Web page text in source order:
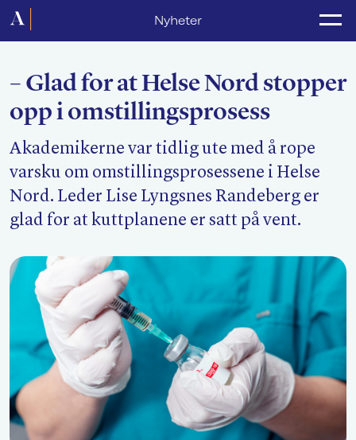
Nyheter
Forside
Lønnsoppgjør
Medlemsforeninger
Kurs og konferanser
For media
Akademikerne Pluss
Nyheter
Om Akademikerne
Søk
– Glad for at Helse Nord stopper
opp i omstillingsprosess
Akademikerne var tidlig ute med å rope
varsku om omstillingsprosessene i Helse
Nord. Leder Lise Lyngsnes Randeberg er
glad for at kuttplanene er satt på vent.